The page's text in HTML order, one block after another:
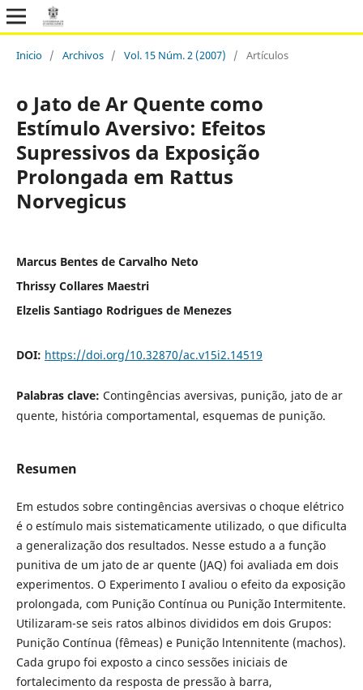
Inicio / Archivos / Vol. 15 Núm. 2 (2007) / Artículos
o Jato de Ar Quente como
Estímulo Aversivo: Efeitos
Supressivos da Exposição
Prolongada em Rattus
Norvegicus
Marcus Bentes de Carvalho Neto
Thrissy Collares Maestri
Elzelis Santiago Rodrigues de Menezes
DOI: https://doi.org/10.32870/ac.v15i2.14519
Palabras clave: Contingências aversivas, punição, jato de ar
quente, história comportamental, esquemas de punição.
Resumen
Em estudos sobre contingências aversivas o choque elétrico
é o estímulo mais sistematicamente utilizado, o que dificulta
a generalização dos resultados. Nesse estudo a a função
punitiva de um jato de ar quente (JAQ) foi avaliada em dois
experimentos. O Experimento I avaliou o efeito da exposição
prolongada, com Punição Contínua ou Punição Intermitente.
Utilizaram-se seis ratos albinos divididos em dois Grupos:
Punição Contínua (fêmeas) e Punição lntennitente (machos).
Cada grupo foi exposto a cinco sessões iniciais de
fortalecimento da resposta de pressão à barra,